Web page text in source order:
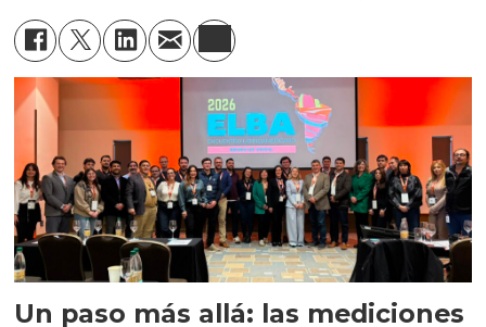
Un paso más allá: las mediciones